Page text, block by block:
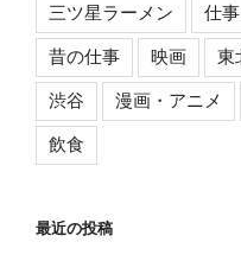
三ツ星ラーメン 仕事
昔の仕事 映画 東
渋谷 漫画・アニメ
飲食
最近の投稿